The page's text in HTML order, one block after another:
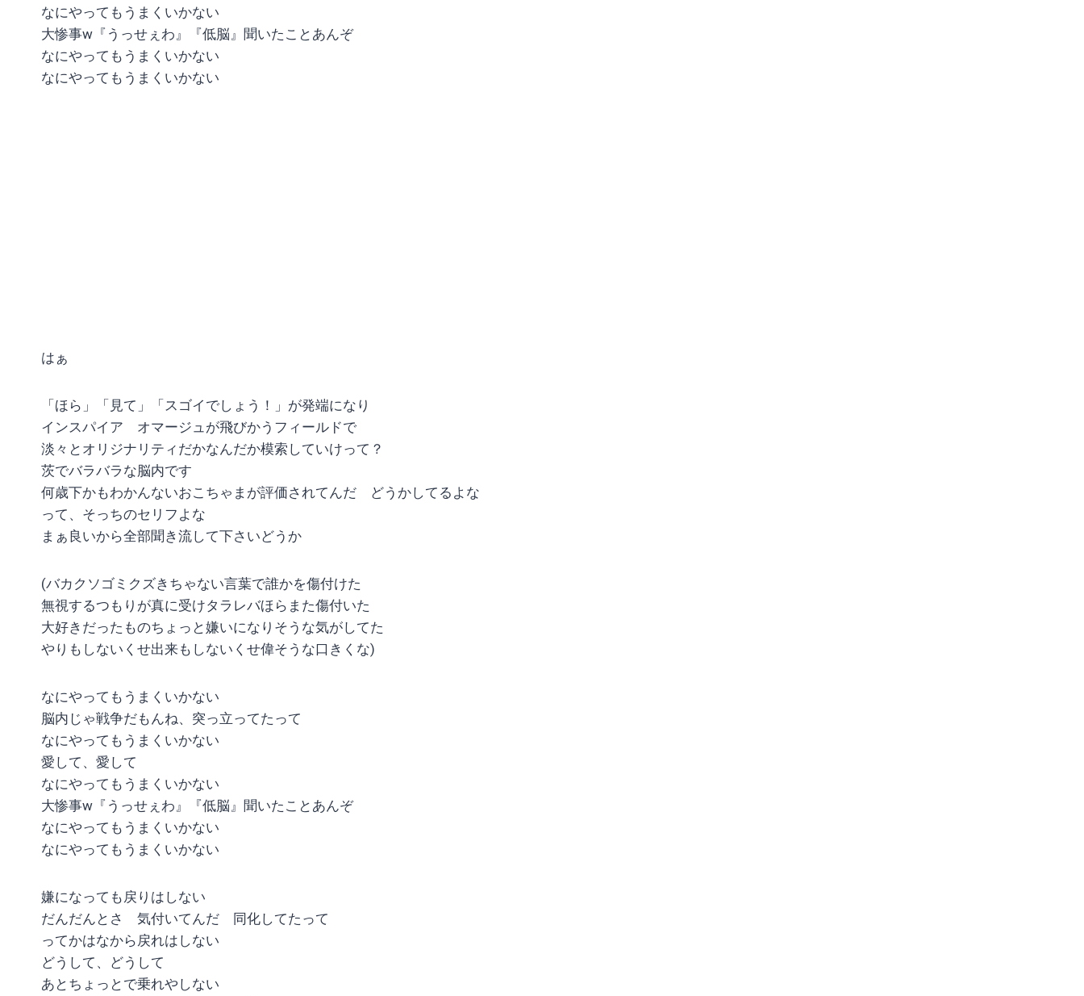
なにやってもうまくいかない
大惨事w『うっせぇわ』『低脳』聞いたことあんぞ
なにやってもうまくいかない
なにやってもうまくいかない
はぁ
「ほら」「見て」「スゴイでしょう！」が発端になり
インスパイア オマージュが飛びかうフィールドで
淡々とオリジナリティだかなんだか模索していけって？
茨でバラバラな脳内です
何歳下かもわかんないおこちゃまが評価されてんだ どうかしてるよな
って、そっちのセリフよな
まぁ良いから全部聞き流して下さいどうか
(バカクソゴミクズきちゃない言葉で誰かを傷付けた
無視するつもりが真に受けタラレバほらまた傷付いた
大好きだったものちょっと嫌いになりそうな気がしてた
やりもしないくせ出来もしないくせ偉そうな口きくな)
なにやってもうまくいかない
脳内じゃ戦争だもんね、突っ立ってたって
なにやってもうまくいかない
愛して、愛して
なにやってもうまくいかない
大惨事w『うっせぇわ』『低脳』聞いたことあんぞ
なにやってもうまくいかない
なにやってもうまくいかない
嫌になっても戻りはしない
だんだんとさ 気付いてんだ 同化してたって
ってかはなから戻れはしない
どうして、どうして
あとちょっとで乗れやしない